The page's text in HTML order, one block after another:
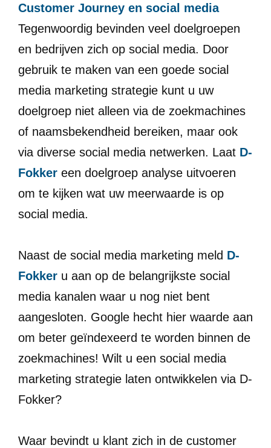
Customer Journey en social media
Tegenwoordig bevinden veel doelgroepen
en bedrijven zich op social media. Door
gebruik te maken van een goede social
media marketing strategie kunt u uw
doelgroep niet alleen via de zoekmachines
of naamsbekendheid bereiken, maar ook
via diverse social media netwerken. Laat D-
Fokker een doelgroep analyse uitvoeren
om te kijken wat uw meerwaarde is op
social media.
Naast de social media marketing meld D-
Fokker u aan op de belangrijkste social
media kanalen waar u nog niet bent
aangesloten. Google hecht hier waarde aan
om beter geïndexeerd te worden binnen de
zoekmachines! Wilt u een social media
marketing strategie laten ontwikkelen via D-
Fokker?
Waar bevindt u klant zich in de customer